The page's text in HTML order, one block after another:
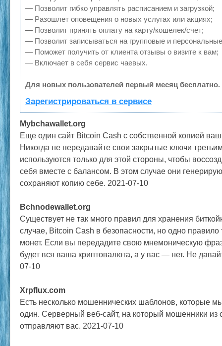
— Позволит гибко управлять расписанием и загрузкой;
— Разошлет оповещения о новых услугах или акциях;
— Позволит принять оплату на карту/кошелек/счет;
— Позволит записываться на групповые и
— Поможет получить от клиента отзывы о визите к вам;
— Включает в себя сервис чаевых.
Для новых пользователей первый месяц бесплатно.
Зарегистрироваться в сервисе
Mybchawallet.org
Еще один сайт Bitcoin Cash с собственной копией
Никогда не передавайте свои закрытые ключи
используются только для этой стороны, чтобы
себя вместе с балансом. В этом случае они
сохраняют копию себе. 2021-07-10
Bchnodewallet.org
Существует не так много правил для хранения
случае, Bitcoin Cash в безопасности, но одно правило
монет. Если вы передадите свою мнемоническую
будет вся ваша криптовалюта, а у вас — нет. Не
07-10
Xrpflux.com
Есть несколько мошеннических шаблонов, которые
один. Серверный веб-сайт, на который мошенники из
отправляют вас. 2021-07-10